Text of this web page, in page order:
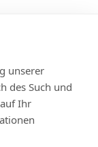
unserer
des Such und
Ihr